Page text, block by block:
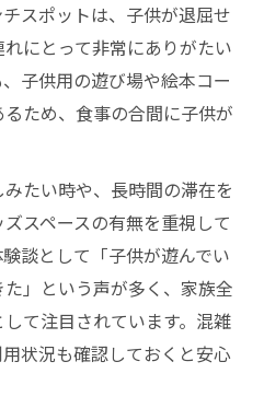
スポットは、子供が退屈せ
にとって非常にありがたい
子供用の遊び場や絵本コー
ため、食事の合間に子供が
たい時や、長時間の滞在を
スペースの有無を重視して
談として「子供が遊んでい
」という声が多く、家族全
て注目されています。混雑
状況も確認しておくと安心